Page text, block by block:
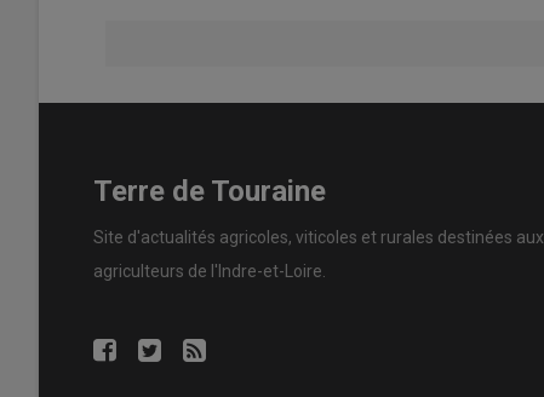
Terre de Touraine
Site d'actualités agricoles, viticoles et rurales destinées aux
agriculteurs de l'Indre-et-Loire.